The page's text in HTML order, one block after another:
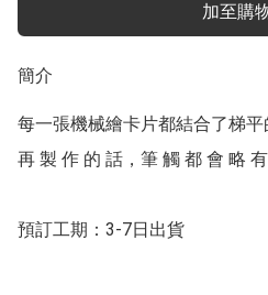
加至購
簡介
每一張機械繪卡片都結合了梯
再 製 作 的 話，筆 觸 都 會 略
預訂工期：3-7日出貨